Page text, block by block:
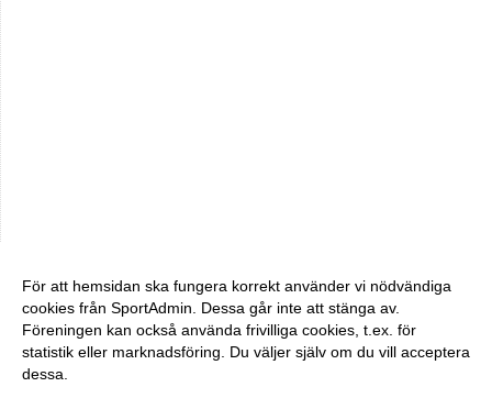
För att hemsidan ska fungera korrekt använder vi nödvändiga
cookies från SportAdmin. Dessa går inte att stänga av.
Föreningen kan också använda frivilliga cookies, t.ex. för
statistik eller marknadsföring. Du väljer själv om du vill acceptera
dessa.